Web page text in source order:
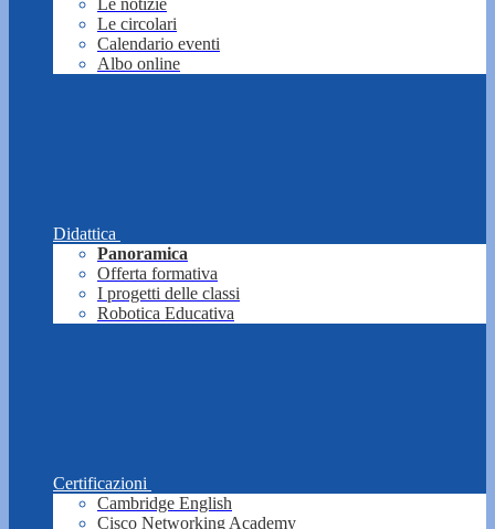
Le notizie
Le circolari
Calendario eventi
Albo online
Didattica
Panoramica
Offerta formativa
I progetti delle classi
Robotica Educativa
Certificazioni
Cambridge English
Cisco Networking Academy